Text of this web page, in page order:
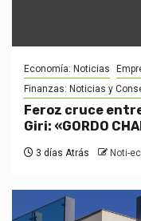
Economía: Noticias
Finanzas: Noticias y
Feroz cruce
Giri: «GORDO
3 días Atrás Noti-